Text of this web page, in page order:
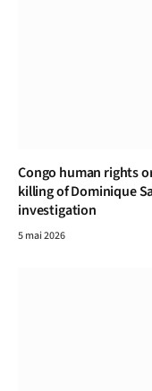
Congo human rights
killing of Dominique
investigation
5 mai 2026